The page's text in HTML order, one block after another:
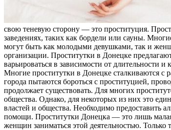
свою теневую сторону — это проституция.
заведениях, таких как бордели или сауны.
могут быть как молодыми девушками, так и
организации. Проститутки в Донецке
варьироваться в зависимости от длительности и
Многие проститутки в Донецке сталкиваются с
города пытаются бороться с проституцией,
продолжает существовать. Для многих
общества. Однако, для некоторых из них это
властей и общества. Необходимо предоставить
помощи. Проститутки Донецка — это лишь малая
женщин заниматься этой деятельностью.